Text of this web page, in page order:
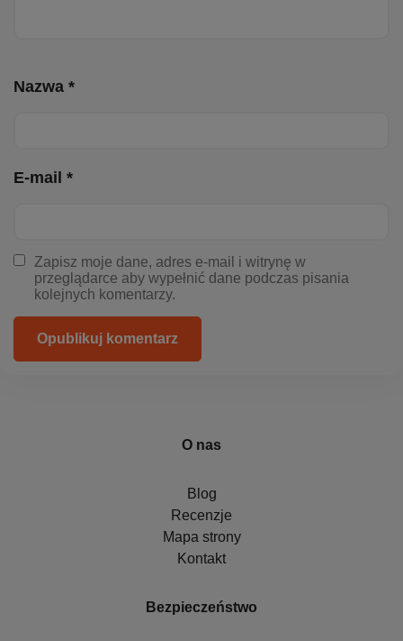
Nazwa *
E-mail *
Zapisz moje dane, adres e-mail i witrynę w
przeglądarce aby wypełnić dane podczas pisania
kolejnych komentarzy.
Opublikuj komentarz
O nas
Blog
Recenzje
Mapa strony
Kontakt
Bezpieczeństwo